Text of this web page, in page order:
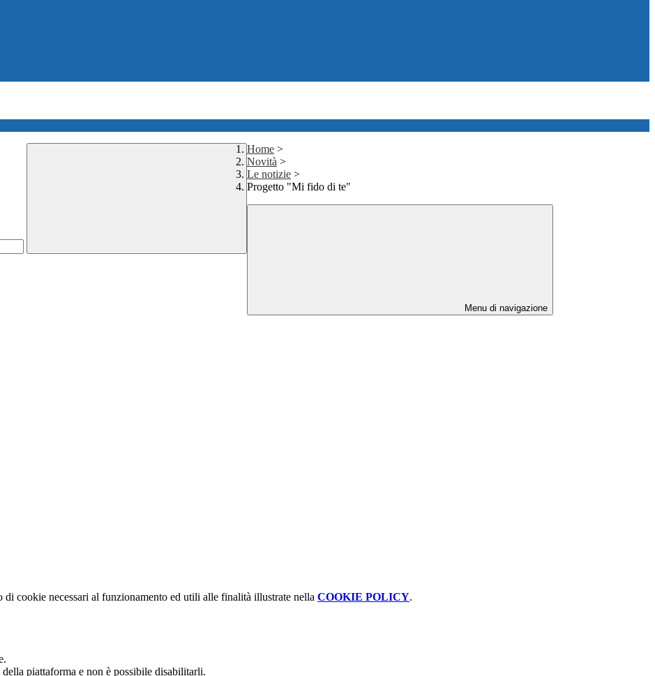
Home >
Novità >
Le notizie >
Progetto "Mi fido di te"
Menu di navigazione
cookie necessari al funzionamento ed utili alle finalità illustrate nella COOKIE POLICY.
piattaforma e non è possibile disabilitarli.